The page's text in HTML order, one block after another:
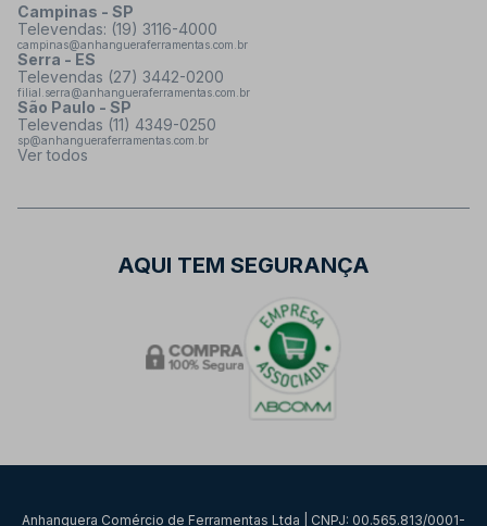
Campinas - SP
Televendas: (19) 3116-4000
campinas@anhangueraferramentas.com.br
Serra - ES
Televendas (27) 3442-0200
filial.serra@anhangueraferramentas.com.br
São Paulo - SP
Televendas (11) 4349-0250
sp@anhangueraferramentas.com.br
Ver todos
AQUI TEM SEGURANÇA
Anhanguera Comércio de Ferramentas Ltda | CNPJ: 00.565.813/0001-